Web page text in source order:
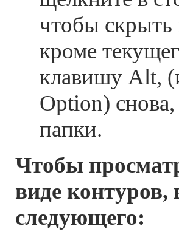
чтобы скрыть
кроме
клавишу Alt,
Option)
папки.
Чтобы
виде контуров,
следующего: